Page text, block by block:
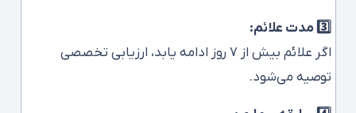
3️⃣ مدت علائم:
اگر علائم بیش از ۷ روز ادامه یابد، ارزیابی تخصصی
توصیه می‌شود.